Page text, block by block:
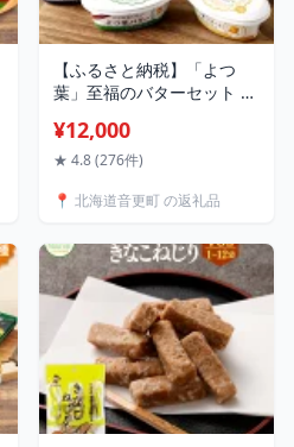
【ふるさと納税】「よつ
葉」至福のバターセット 6
万2000円 バター よつ葉バ
ター 発酵バター セット 詰
製品 加工品 十勝 冷蔵 北海
¥12,000
★ 4.8 (276件)
📍 北海道音更町 の返礼品